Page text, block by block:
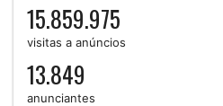
15.859.975
visitas a anúncios
13.849
anunciantes